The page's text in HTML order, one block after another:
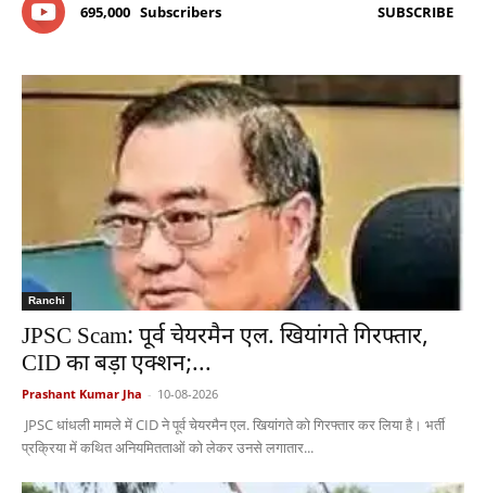
695,000 Subscribers SUBSCRIBE
Ranchi
JPSC Scam: पूर्व चेयरमैन एल. खियांगते गिरफ्तार,
CID का बड़ा एक्शन;...
Prashant Kumar Jha - 10-08-2026
JPSC धांधली मामले में CID ने पूर्व चेयरमैन एल. खियांगते को गिरफ्तार कर लिया है। भर्ती
प्रक्रिया में कथित अनियमितताओं को लेकर उनसे लगातार...